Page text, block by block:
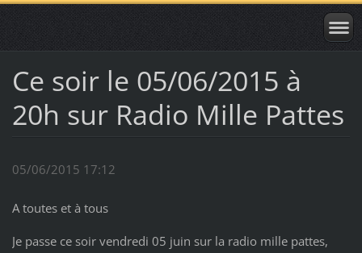
Ce soir le 05/06/2015 à
20h sur Radio Mille Pattes
05/06/2015 17:12
A toutes et à tous
Je passe ce soir vendredi 05 juin sur la radio mille pattes,